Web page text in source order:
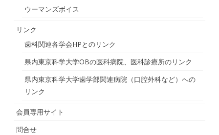
ウーマンズボイス
リンク
歯科関連各学会HPとのリンク
県内東京科学大学OBの医科病院、医科診療所のリンク
県内東京科学大学歯学部関連病院（口腔外科など）への
リンク
会員専用サイト
問合せ